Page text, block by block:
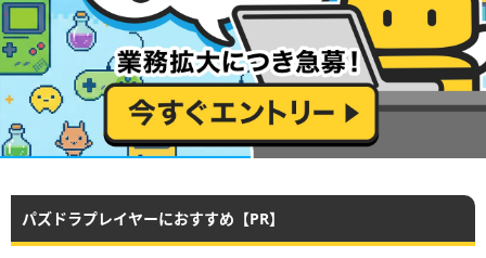
パズドラプレイヤーにおすすめ【PR】